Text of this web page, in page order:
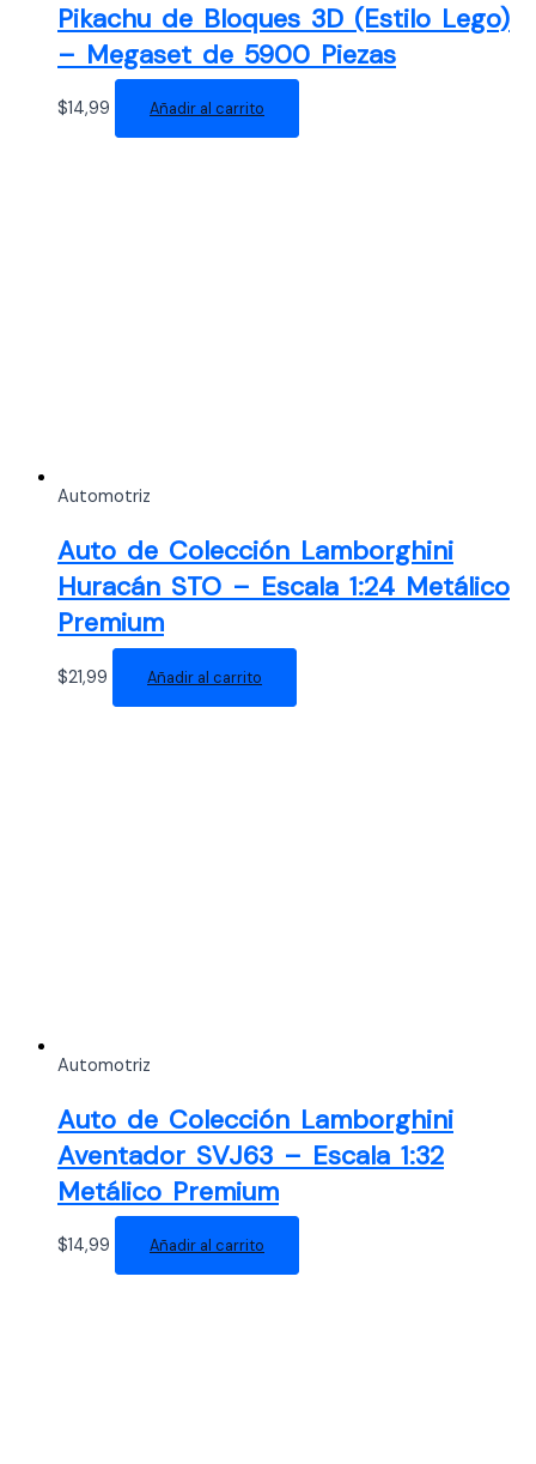
Pikachu de Bloques 3D (Estilo Lego)
– Megaset de 5900 Piezas
$14,99 Añadir al carrito
Automotriz
Auto de Colección Lamborghini
Huracán STO – Escala 1:24 Metálico
Premium
$21,99 Añadir al carrito
Automotriz
Auto de Colección Lamborghini
Aventador SVJ63 – Escala 1:32
Metálico Premium
$14,99 Añadir al carrito